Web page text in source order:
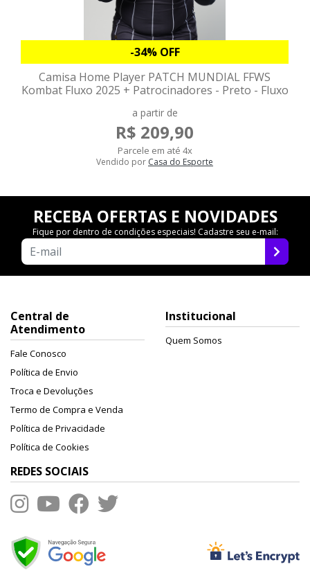
-34% OFF
Camisa Home Player PATCH MUNDIAL FFWS
Kombat Fluxo 2025 + Patrocinadores - Preto - Fluxo
a partir de
R$ 209,90
Parcele em até 4x
Vendido por Casa do Esporte
RECEBA OFERTAS E NOVIDADES
Fique por dentro de condições especiais! Cadastre seu e-mail:
Central de
Atendimento
Fale Conosco
Política de Envio
Troca e Devoluções
Termo de Compra e Venda
Política de Privacidade
Política de Cookies
Institucional
Quem Somos
REDES SOCIAIS